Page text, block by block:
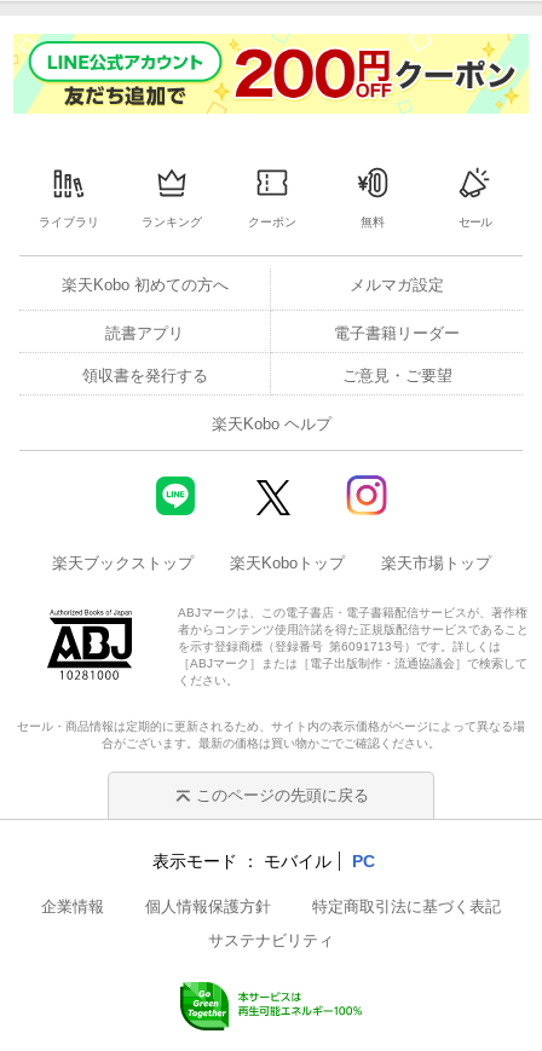
ライブラリ ランキング クーポン 無料 セール
楽天Kobo 初めての方へ メルマガ設定
読書アプリ 電子書籍リーダー
領収書を発行する ご意見・ご要望
楽天Kobo ヘルプ
楽天ブックストップ 楽天Koboトップ 楽天市場トップ
ABJマークは、この電子書店・電子書籍配信サービスが、著作権
者からコンテンツ使用許諾を得た正規版配信サービスであること
を示す登録商標（登録番号 第6091713号）です。詳しくは
［ABJマーク］または［電子出版制作・流通協議会］で検索して
ください。
セール・商品情報は定期的に更新されるため、サイト内の表示価格がページによって異なる場
合がございます。最新の価格は買い物かごでご確認ください。
このページの先頭に戻る
表示モード モバイル PC
企業情報 個人情報保護方針
特定商取引法に基づく表記
サステナビリティ